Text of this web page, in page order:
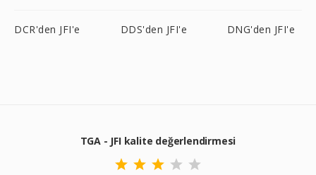
DCR'den JFI'e DDS'den JFI'e DNG'den JFI'e
TGA - JFI kalite değerlendirmesi